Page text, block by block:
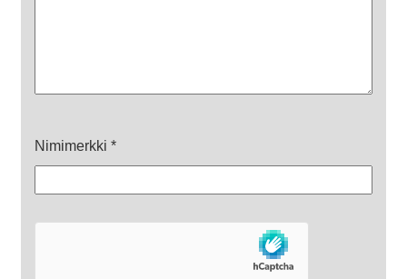
Nimimerkki *